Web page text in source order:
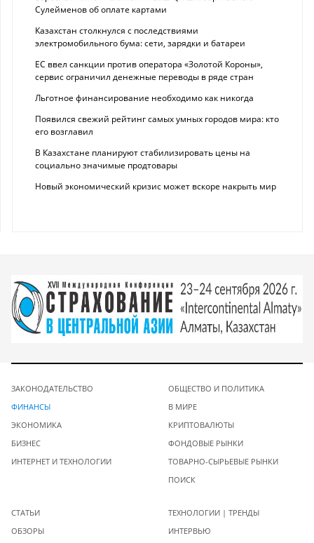
Сулейменов об оплате картами
Казахстан столкнулся с последствиями
электромобильного бума: сети, зарядки и батареи
ЕС ввел санкции против оператора «Золотой Короны»,
сервис ограничил денежные переводы в ряде стран
Льготное финансирование необходимо как никогда
Появился свежий рейтинг самых умных городов мира: кто
его возглавил
В Казахстане планируют стабилизировать цены на
социально значимые продтовары
Новый экономический кризис может вскоре накрыть мир
ЗАКОНОДАТЕЛЬСТВО
ФИНАНСЫ
ЭКОНОМИКА
БИЗНЕС
ИНТЕРНЕТ И ТЕХНОЛОГИИ
ОБЩЕСТВО И ПОЛИТИКА
В МИРЕ
КРИПТОВАЛЮТЫ
ФОНДОВЫЕ РЫНКИ
ТОВАРНО-СЫРЬЕВЫЕ РЫНКИ
ПОИСК
СТАТЬИ
ОБЗОРЫ
ТЕХНОЛОГИИ | ТРЕНДЫ
ИНТЕРВЬЮ